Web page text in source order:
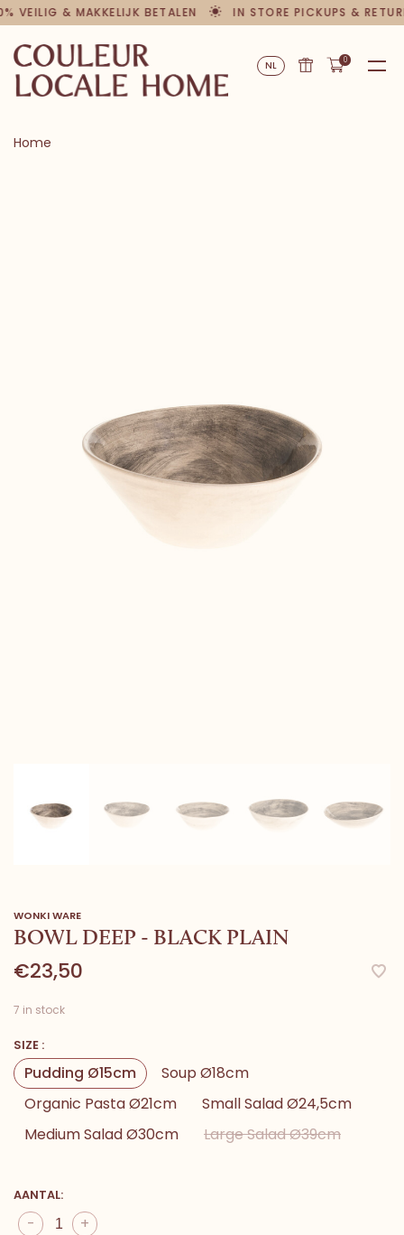
VEILIG & MAKKELIJK BETALEN IN STORE PICKUPS &
NL 0
Home
WONKI WARE
BOWL DEEP - BLACK PLAIN
€23,50
7 in stock
SIZE :
Pudding Ø15cm
Soup Ø18cm
Organic Pasta Ø21cm
Small Salad Ø24,5cm
Medium Salad Ø30cm
Large Salad Ø39cm
AANTAL:
+
-